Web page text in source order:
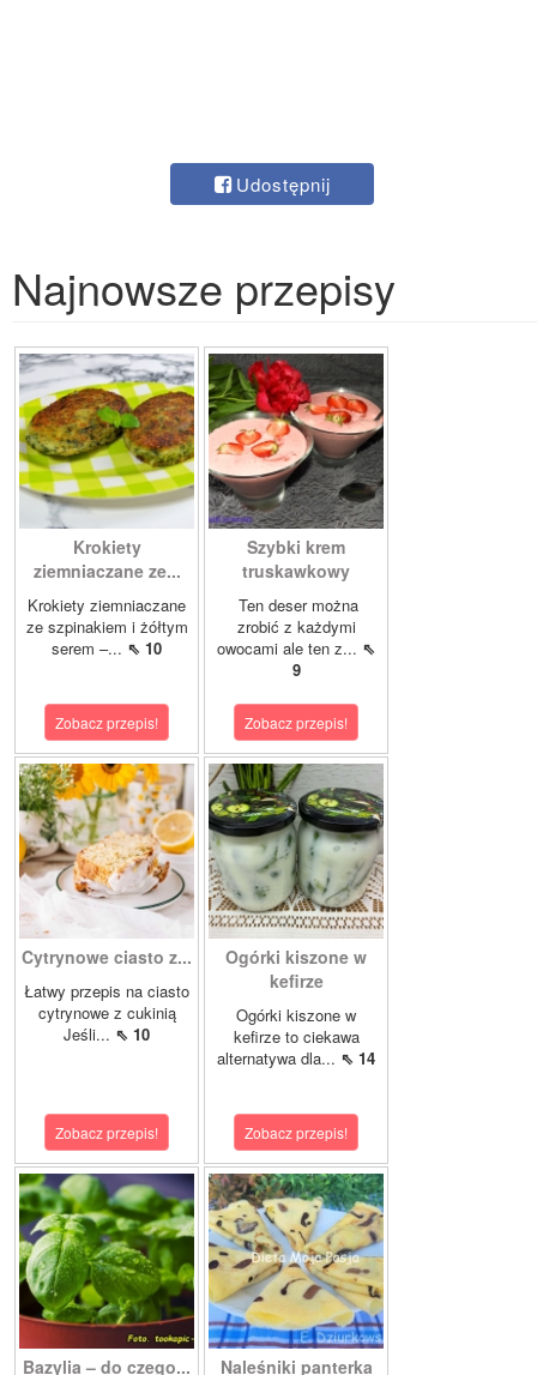
Udostępnij
Najnowsze przepisy
Krokiety
ziemniaczane ze...
Krokiety ziemniaczane
ze szpinakiem i żółtym
serem –... ⇖ 10
Zobacz przepis!
Szybki krem
truskawkowy
Ten deser można
zrobić z każdymi
owocami ale ten z... ⇖
9
Zobacz przepis!
Cytrynowe ciasto z...
Łatwy przepis na ciasto
cytrynowe z cukinią
Jeśli... ⇖ 10
Zobacz przepis!
Ogórki kiszone w
kefirze
Ogórki kiszone w
kefirze to ciekawa
alternatywa dla... ⇖ 14
Zobacz przepis!
Bazylia – do czego... Naleśniki panterka